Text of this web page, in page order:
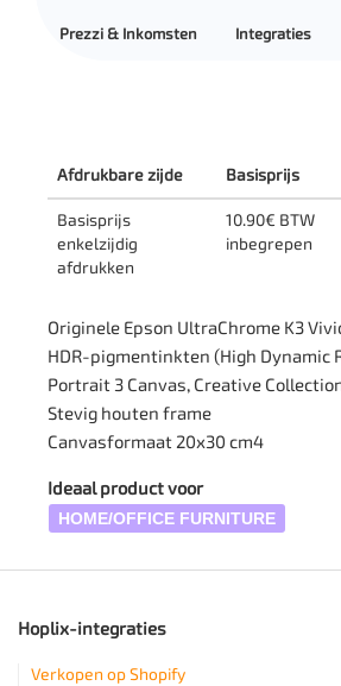
Prezzi & Inkomsten Integraties
Afdrukbare zijde Basisprijs
Basisprijs
enkelzijdig
afdrukken
10.90€ BTW
inbegrepen
Originele Epson UltraChrome K3
HDR-pigmentinkten (High Dynamic
Portrait 3 Canvas, Creative
Stevig houten frame
Canvasformaat 20x30 cm4
Ideaal product voor
HOME/OFFICE FURNITURE
Hoplix-integraties
Verkopen op Shopify